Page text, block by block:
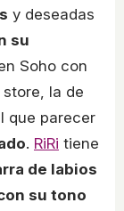
y deseadas
su
Soho con
la de
que parecer
. RiRi tiene
de labios
su tono